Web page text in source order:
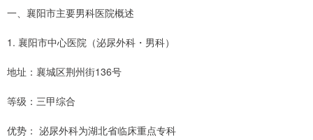
一、襄阳市主要男科医院概述
1. 襄阳市中心医院（泌尿外科・男科）
地址：襄城区荆州街136号
等级：三甲综合
优势： 泌尿外科为湖北省临床重点专科